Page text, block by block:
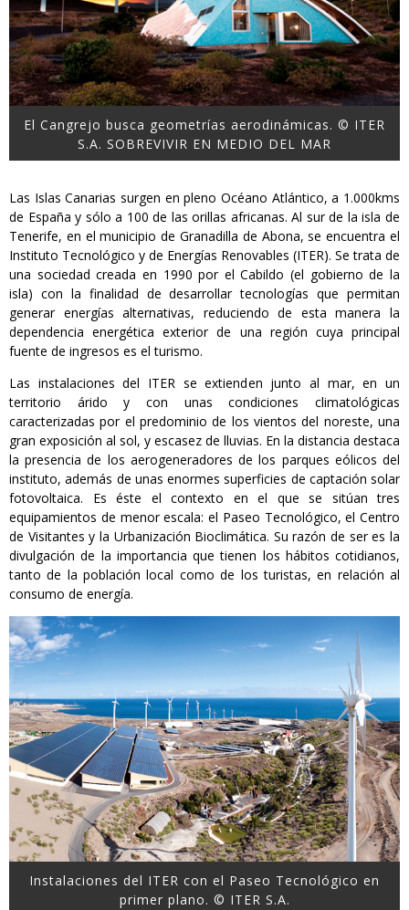
El Cangrejo busca geometrías aerodinámicas. © ITER
S.A. SOBREVIVIR EN MEDIO DEL MAR
Las Islas Canarias surgen en pleno Océano Atlántico, a 1.000kms
de España y sólo a 100 de las orillas africanas. Al sur de la isla de
Tenerife, en el municipio de Granadilla de Abona, se encuentra el
Instituto Tecnológico y de Energías Renovables (ITER). Se trata de
una sociedad creada en 1990 por el Cabildo (el gobierno de la
isla) con la finalidad de desarrollar tecnologías que permitan
generar energías alternativas, reduciendo de esta manera la
dependencia energética exterior de una región cuya principal
fuente de ingresos es el turismo.
Las instalaciones del ITER se extienden junto al mar, en un
territorio árido y con unas condiciones climatológicas
caracterizadas por el predominio de los vientos del noreste, una
gran exposición al sol, y escasez de lluvias. En la distancia destaca
la presencia de los aerogeneradores de los parques eólicos del
instituto, además de unas enormes superficies de captación solar
fotovoltaica. Es éste el contexto en el que se sitúan tres
equipamientos de menor escala: el Paseo Tecnológico, el Centro
de Visitantes y la Urbanización Bioclimática. Su razón de ser es la
divulgación de la importancia que tienen los hábitos cotidianos,
tanto de la población local como de los turistas, en relación al
consumo de energía.
Instalaciones del ITER con el Paseo Tecnológico en
primer plano. © ITER S.A.